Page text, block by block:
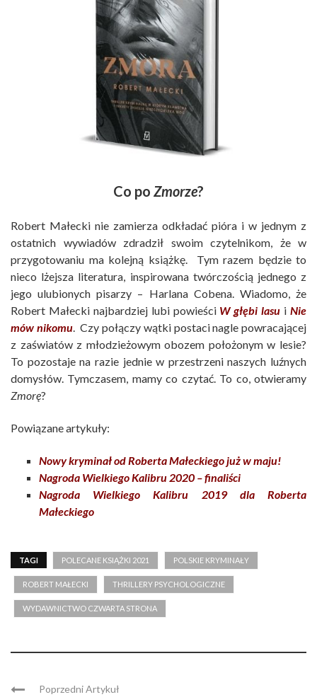
Co po Zmorze?
Robert Małecki nie zamierza odkładać pióra i w jednym z
ostatnich wywiadów zdradził swoim czytelnikom, że w
przygotowaniu ma kolejną książkę. Tym razem będzie to
nieco lżejsza literatura, inspirowana twórczością jednego z
jego ulubionych pisarzy – Harlana Cobena. Wiadomo, że
Robert Małecki najbardziej lubi powieści W głębi lasu iNie
mów nikomu. Czy połączy wątki postaci nagle powracającej
z zaświatów z młodzieżowym obozem położonym w lesie?
To pozostaje na razie jednie w przestrzeni naszych luźnych
domysłów. Tymczasem, mamy co czytać. To co, otwieramy
Zmorę?
Powiązane artykuły:
Nowy kryminał od Roberta Małeckiego już w maju!
Nagroda Wielkiego Kalibru 2020 – finaliści
Nagroda Wielkiego Kalibru 2019 dla Roberta
Małeckiego
TAGI POLECANE KSIĄŻKI 2021 POLSKIE KRYMINAŁY
ROBERT MAŁECKI THRILLERY PSYCHOLOGICZNE
WYDAWNICTWO CZWARTA STRONA
Poprzedni Artykuł